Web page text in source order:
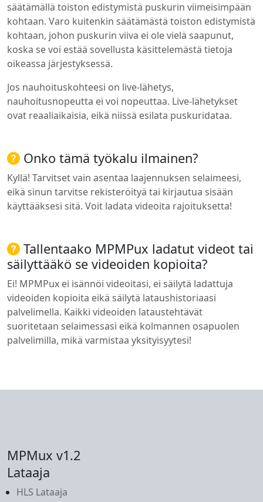
säätämällä toiston edistymistä puskurin viimeisimpään
kohtaan. Varo kuitenkin säätämästä toiston edistymistä
kohtaan, johon puskurin viiva ei ole vielä saapunut,
koska se voi estää sovellusta käsittelemästä tietoja
oikeassa järjestyksessä.
Jos nauhoituskohteesi on live-lähetys,
nauhoitusnopeutta ei voi nopeuttaa. Live-lähetykset
ovat reaaliaikaisia, eikä niissä esilata puskuridataa.
Onko tämä työkalu ilmainen?
Kyllä! Tarvitset vain asentaa laajennuksen selaimeesi,
eikä sinun tarvitse rekisteröityä tai kirjautua sisään
käyttääksesi sitä. Voit ladata videoita rajoituksetta!
Tallentaako MPMPux ladatut videot tai
säilyttääkö se videoiden kopioita?
Ei! MPMPux ei isännöi videoitasi, ei säilytä ladattuja
videoiden kopioita eikä säilytä lataushistoriaasi
palvelimella. Kaikki videoiden lataustehtävät
suoritetaan selaimessasi eikä kolmannen osapuolen
palvelimilla, mikä varmistaa yksityisyytesi!
MPMux v1.2
Lataaja
HLS Lataaja